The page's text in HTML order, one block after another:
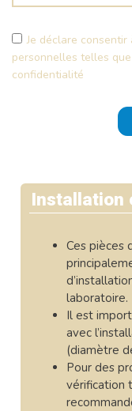
Je déclare
personnelles telles
confidentialité
Installation
Ces pièces
laboratoire.
Il est
avec
(diamètre
Pour des
vérification